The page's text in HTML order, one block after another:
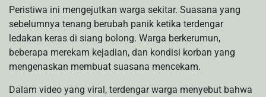
Peristiwa ini mengejutkan warga sekitar. Suasana yang
sebelumnya tenang berubah panik ketika terdengar
ledakan keras di siang bolong. Warga berkerumun,
beberapa merekam kejadian, dan kondisi korban yang
mengenaskan membuat suasana mencekam.
Dalam video yang viral, terdengar warga menyebut bahwa